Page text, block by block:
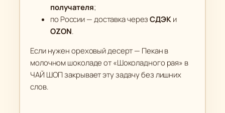
получателя;
по России — доставка черезСДЭКи
OZON.
Если нужен ореховый десерт — Пекан в
молочном шоколаде от «Шоколадного рая» в
ЧАЙ ШОП закрывает эту задачу без лишних
слов.